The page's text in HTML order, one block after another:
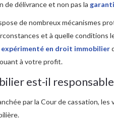
de délivrance et non pas la
de nombreux mécanismes
et à quelle conditions
en droit immobilier
à votre profit.
est-il
par la Cour de cassation, les